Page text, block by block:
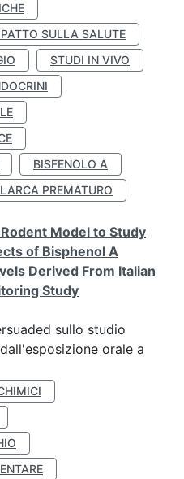
SULLA SALUTE
STUDI IN VIVO
BISFENOLO A
PREMATURO
Model to Study
of Bisphenol A
Derived From Italian
Study
sullo studio
orale a